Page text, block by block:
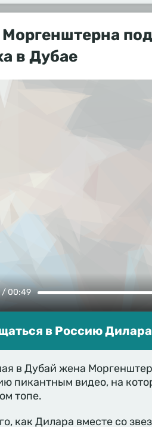
в Дубае
/ 00:49
в Россию
в Дубай жена
пикантным видео, на
топе.
как Дилара вместе со